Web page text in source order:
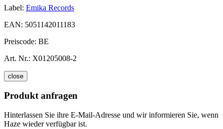
Label: Emika Records
EAN: 5051142011183
Preiscode: BE
Art. Nr.: X01205008-2
close
Produkt anfragen
Hinterlassen Sie ihre E-Mail-Adresse und wir informieren Sie, wenn
Haze wieder verfügbar ist.